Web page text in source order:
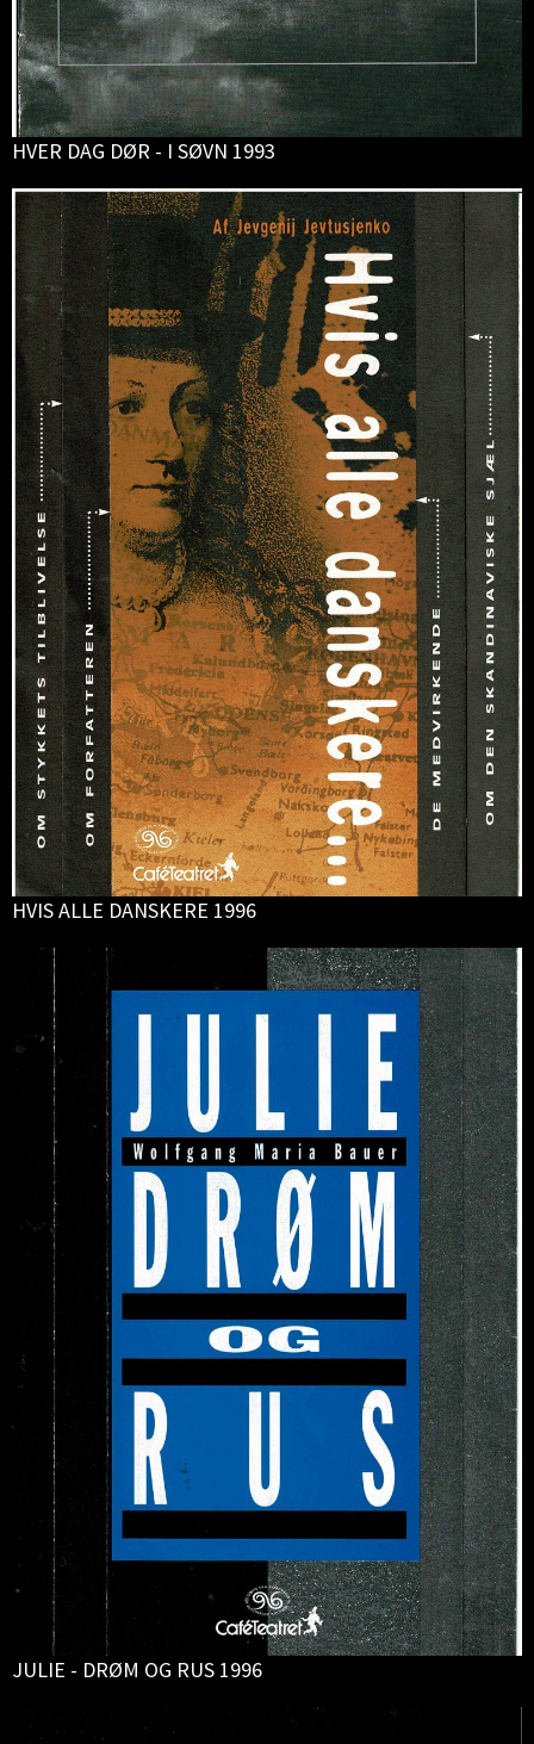
HVER DAG DØR - I SØVN 1993
HVIS ALLE DANSKERE 1996
JULIE - DRØM OG RUS 1996